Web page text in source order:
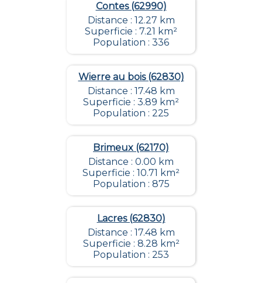
Contes (62990)
Distance : 12.27 km
Superficie : 7.21 km²
Population : 336
Wierre au bois (62830)
Distance : 17.48 km
Superficie : 3.89 km²
Population : 225
Brimeux (62170)
Distance : 0.00 km
Superficie : 10.71 km²
Population : 875
Lacres (62830)
Distance : 17.48 km
Superficie : 8.28 km²
Population : 253